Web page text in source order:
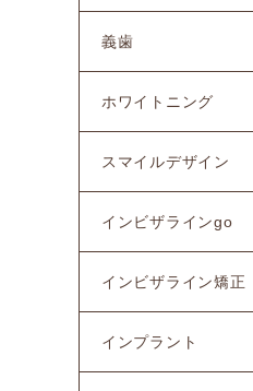
義歯
ホワイトニング
スマイルデザイン
インビザラインgo
インビザライン矯正
インプラント